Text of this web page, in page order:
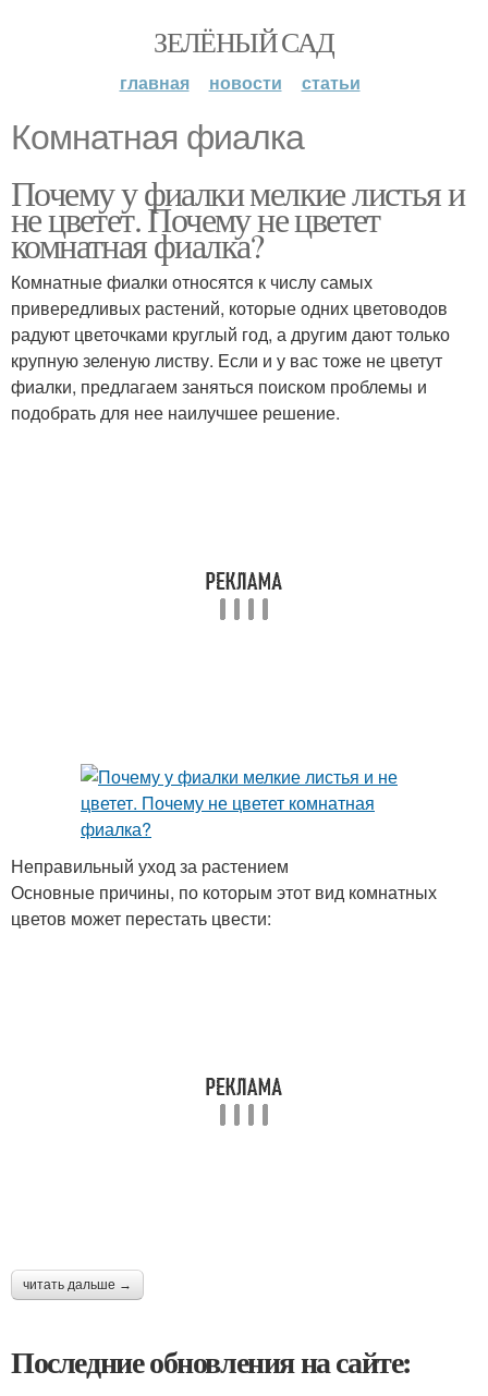
ЗЕЛЁНЫЙ САД
главная новости статьи
Комнатная фиалка
Почему у фиалки мелкие листья и
не цветет. Почему не цветет
комнатная фиалка?
Комнатные фиалки относятся к числу самых
привередливых растений, которые одних цветоводов
радуют цветочками круглый год, а другим дают только
крупную зеленую листву. Если и у вас тоже не цветут
фиалки, предлагаем заняться поиском проблемы и
подобрать для нее наилучшее решение.
Неправильный уход за растением
Основные причины, по которым этот вид комнатных
цветов может перестать цвести:
читать дальше →
Последние обновления на сайте: